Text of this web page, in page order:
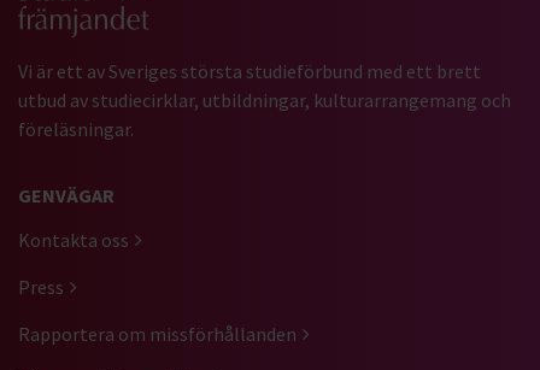
Vi är ett av Sveriges största studieförbund med ett brett
utbud av studiecirklar, utbildningar, kulturarrangemang och
föreläsningar.
GENVÄGAR
Kontakta oss
Press
Rapportera om missförhållanden